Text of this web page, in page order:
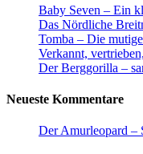
Baby Seven – Ein
Das Nördliche
Tomba – Die
Verkannt,
Der Berggorilla –
Neueste Kommentare
Der Amurleopard –